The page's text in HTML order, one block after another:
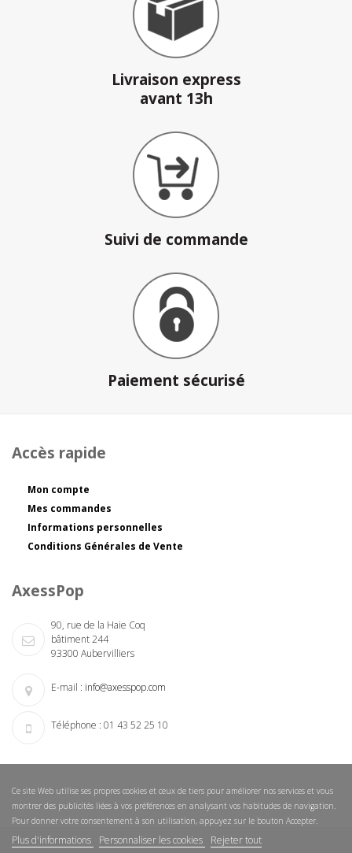
Livraison express
avant 13h
Suivi de commande
Paiement sécurisé
Accès rapide
Mon compte
Mes commandes
Informations personnelles
Conditions Générales de Vente
AxessPop
90, rue de la Haie Coq
bâtiment 244
93300 Aubervilliers
E-mail : info@axesspop.com
Téléphone : 01 43 52 25 10
Ce site Web utilise ses propres cookies et ceux de tiers pour améliorer nos services et vous
montrer des publicités liées à vos préférences en analysant vos habitudes de navigation.
Pour donner votre consentement à son utilisation, appuyez sur le bouton Accepter.
Plus d'informations Personnaliser les cookies Rejeter tout